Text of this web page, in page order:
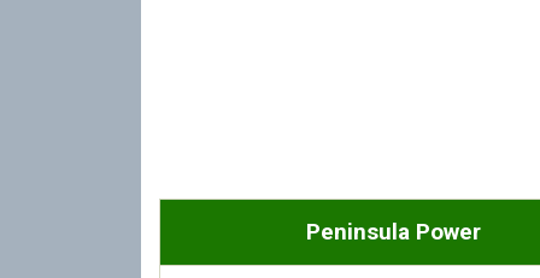
Peninsula Power